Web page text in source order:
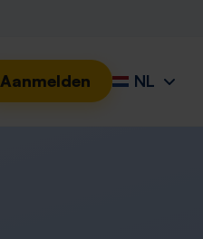
Aanmelden NL